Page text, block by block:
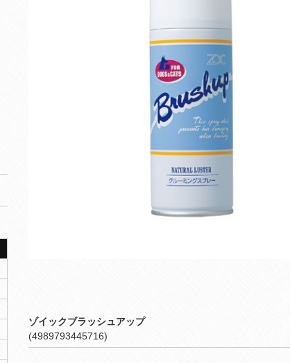
ゾイックブラッシュアップ
(4989793445716)